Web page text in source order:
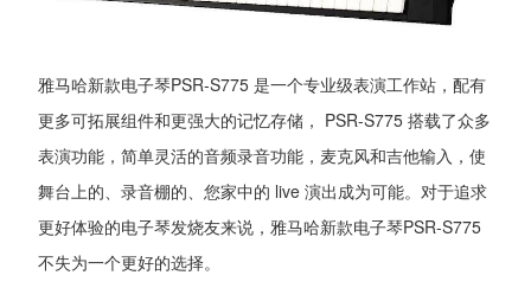
雅马哈新款电子琴PSR-S775 是一个专业级表演工作站，配有
更多可拓展组件和更强大的记忆存储， PSR-S775 搭载了众多
表演功能，简单灵活的音频录音功能，麦克风和吉他输入，使
舞台上的、录音棚的、您家中的 live 演出成为可能。对于追求
更好体验的电子琴发烧友来说，雅马哈新款电子琴PSR-S775
不失为一个更好的选择。